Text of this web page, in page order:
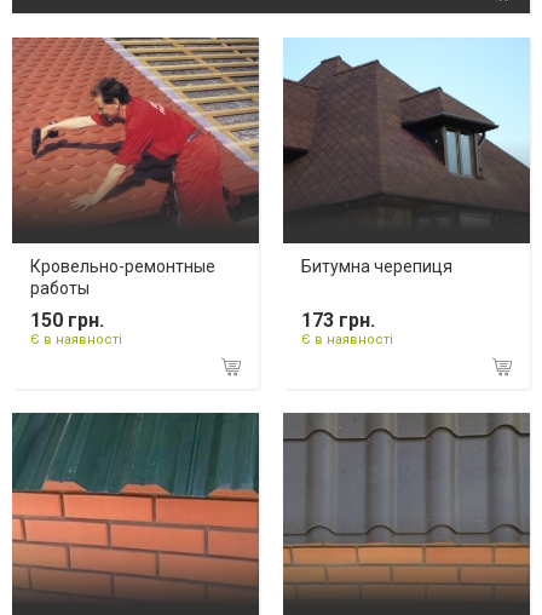
Кровельно-ремонтные
работы
150 грн.
Є в наявності
Битумна черепиця
173 грн.
Є в наявності